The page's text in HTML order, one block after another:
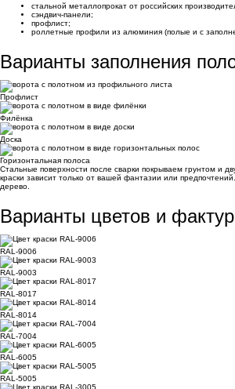
стальной металлопрокат от российских
сэндвич-панели;
профлист;
роллетные профили из алюминия (полые и с
Варианты заполнения
Профлист
Филёнка
Доска
Горизонтальная полоса
Стальные поверхности после сварки покрываем грунтом и
краски зависит только от вашей фантазии или
дерево.
Варианты цветов и
RAL-9006
RAL-9003
RAL-8017
RAL-8014
RAL-7004
RAL-6005
RAL-5005